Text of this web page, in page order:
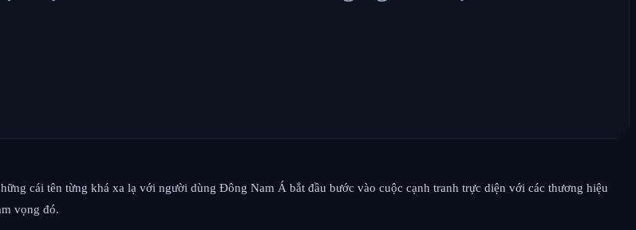
cái tên từng khá xa lạ với người dùng Đông Nam Á bắt đầu bước vào cuộc cạnh tranh trực diện với các thương hiệu
vọng đó.